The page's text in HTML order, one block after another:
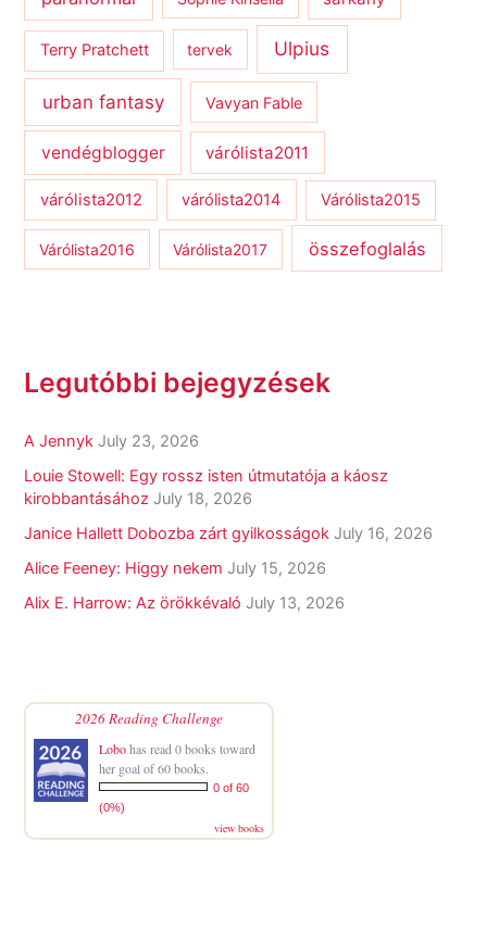
Terry Pratchett tervek Ulpius
urban fantasy Vavyan Fable
vendégblogger várólista2011
várólista2012 várólista2014 Várólista2015
Várólista2016 Várólista2017 összefoglalás
Legutóbbi bejegyzések
A Jennyk July 23, 2026
Louie Stowell: Egy ​rossz isten útmutatója a káosz
kirobbantásához July 18, 2026
Janice Hallett Dobozba zárt gyilkosságok July 16, 2026
Alice Feeney: Higgy nekem July 15, 2026
Alix E. Harrow: Az örökkévaló July 13, 2026
2026 Reading Challenge
Lobohas read 0 books toward
her goal of 60 books.
0 of 60
(0%)
view books